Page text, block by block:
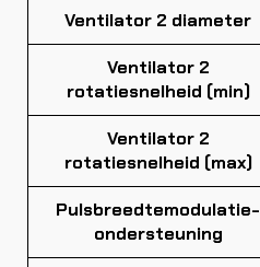
Ventilator 2 diameter
Ventilator 2
rotatiesnelheid (min)
Ventilator 2
rotatiesnelheid (max)
Pulsbreedtemodulatie-
ondersteuning